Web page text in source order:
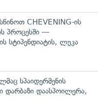
CHEVENING-ის
პროცესში —
სტიპენდიატის, ლუკა
სპაიდერმენის
დარბაზი დაასპოილერა,